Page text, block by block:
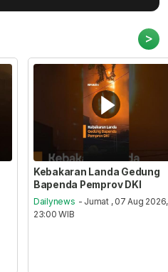
>
Kebakaran Landa Gedung
Bapenda Pemprov DKI
Dailynews - Jumat , 07 Aug 2026,
23:00 WIB